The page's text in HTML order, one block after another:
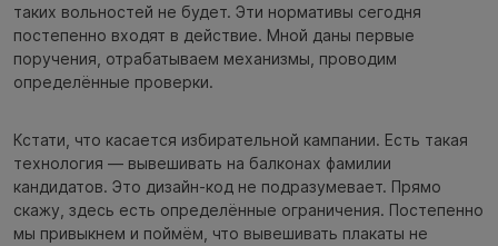
таких вольностей не будет. Эти нормативы сегодня
постепенно входят в действие. Мной даны первые
поручения, отрабатываем механизмы, проводим
определённые проверки.
Кстати, что касается избирательной кампании. Есть такая
технология — вывешивать на балконах фамилии
кандидатов. Это дизайн-код не подразумевает. Прямо
скажу, здесь есть определённые ограничения. Постепенно
мы привыкнем и поймём, что вывешивать плакаты не